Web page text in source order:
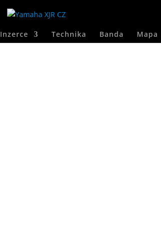
Inzerce Technika Banda Mapa